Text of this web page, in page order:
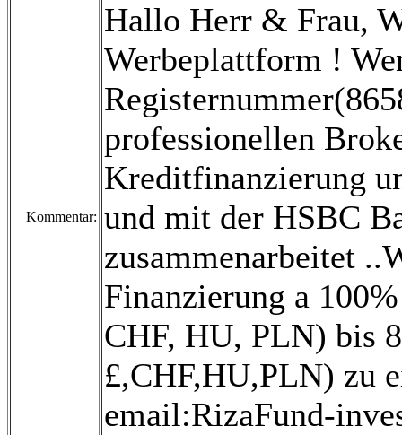
Kommentar:
Hallo Herr & Frau,
Werbeplattform !
professionellen
Kreditfinanzierung
und mit der HSBC
zusammenarbeitet
Finanzierung a
CHF, HU, PLN) bis
£,CHF,HU,PLN) zu
email:RizaFund-